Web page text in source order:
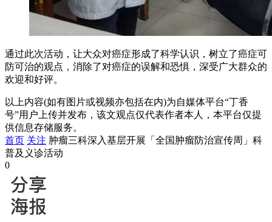
通过此次活动，让大众对癌症形成了科学认识，树立了癌症可
防可治的观点，消除了对癌症的误解和恐惧，深受广大群众的
欢迎和好评。
以上内容(如有图片或视频亦包括在内)为自媒体平台“丁香
号”用户上传并发布，该文观点仅代表作者本人，本平台仅提
供信息存储服务。
首页 关注 肿瘤三科深入基层开展「全国肿瘤防治宣传周」科
普及义诊活动
0